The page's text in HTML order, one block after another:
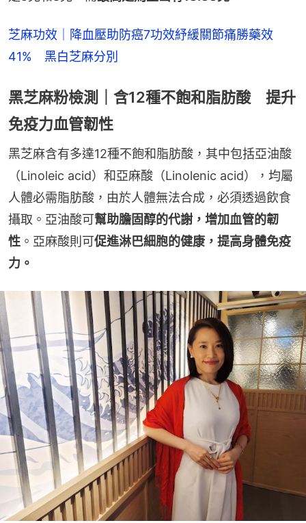
芝麻功效｜降血壓助防癌7功效紓緩關節痛勝藥效
41%　黑白芝麻分別
黑芝麻粉檢測｜含12種不飽和脂肪酸 提升
免疫力血管韌性
黑芝麻含有多達12種不飽和脂肪酸，其中包括亞油酸
（Linoleic acid）和亞麻酸（Linolenic acid），均屬
人體必需脂肪酸，由於人體無法合成，必須透過飲食
攝取。亞油酸可幫助膽固醇的代謝，增加血管的韌
性 。亞麻酸則可促進淋巴細胞的健康，提高身體免疫
力。